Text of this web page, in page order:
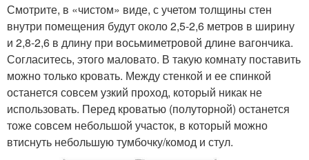
Смотрите, в «чистом» виде, с учетом толщины стен
внутри помещения будут около 2,5-2,6 метров в ширину
и 2,8-2,6 в длину при восьмиметровой длине вагончика.
Согласитесь, этого маловато. В такую комнату поставить
можно только кровать. Между стенкой и ее спинкой
останется совсем узкий проход, который никак не
использовать. Перед кроватью (полуторной) останется
тоже совсем небольшой участок, в который можно
втиснуть небольшую тумбочку/комод и стул.